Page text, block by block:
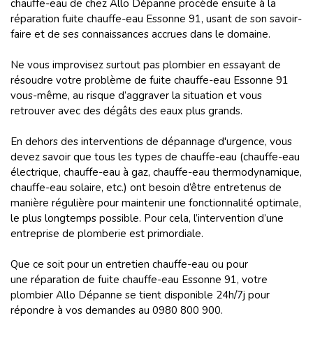
chauffe-eau de chez Allo Dépanne procède ensuite à la
réparation fuite chauffe-eau Essonne 91, usant de son savoir-
faire et de ses connaissances accrues dans le domaine.
Ne vous improvisez surtout pas plombier en essayant de
résoudre votre problème de fuite chauffe-eau Essonne 91
vous-même, au risque d’aggraver la situation et vous
retrouver avec des dégâts des eaux plus grands.
En dehors des interventions de dépannage d'urgence, vous
devez savoir que tous les types de chauffe-eau (chauffe-eau
électrique, chauffe-eau à gaz, chauffe-eau thermodynamique,
chauffe-eau solaire, etc.) ont besoin d’être entretenus de
manière régulière pour maintenir une fonctionnalité optimale,
le plus longtemps possible. Pour cela, l’intervention d’une
entreprise de plomberie est primordiale.
Que ce soit pour un entretien chauffe-eau ou pour
une réparation de fuite chauffe-eau Essonne 91, votre
plombier Allo Dépanne se tient disponible 24h/7j pour
répondre à vos demandes au 0980 800 900.